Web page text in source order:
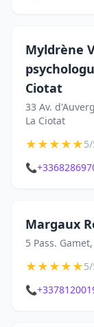
Myldrène
Ciotat
33 Av.
La Ciotat
★★★★★
📞
Margaux
5 Pass.
★★★★★
📞